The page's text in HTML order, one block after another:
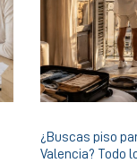
¿Buscas piso
Valencia? Todo